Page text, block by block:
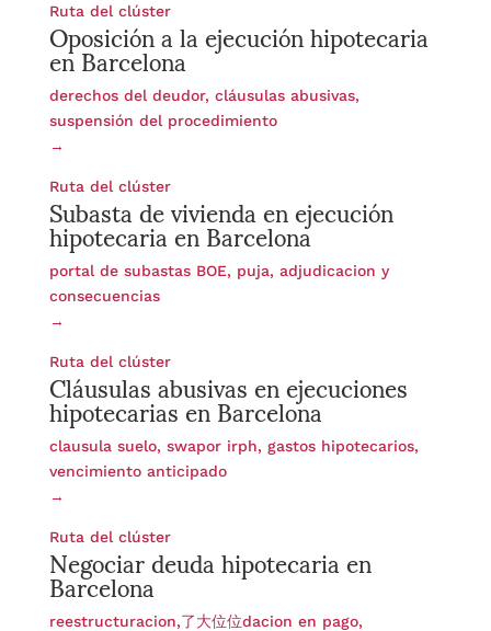
Ruta del clúster
Oposición a la ejecución hipotecaria
en Barcelona
derechos del deudor, cláusulas abusivas,
suspensión del procedimiento
→
Ruta del clúster
Subasta de vivienda en ejecución
hipotecaria en Barcelona
portal de subastas BOE, puja, adjudicacion y
consecuencias
→
Ruta del clúster
Cláusulas abusivas en ejecuciones
hipotecarias en Barcelona
clausula suelo, swapor irph, gastos hipotecarios,
vencimiento anticipado
→
Ruta del clúster
Negociar deuda hipotecaria en
Barcelona
reestructuracion,了大位位dacion en pago,